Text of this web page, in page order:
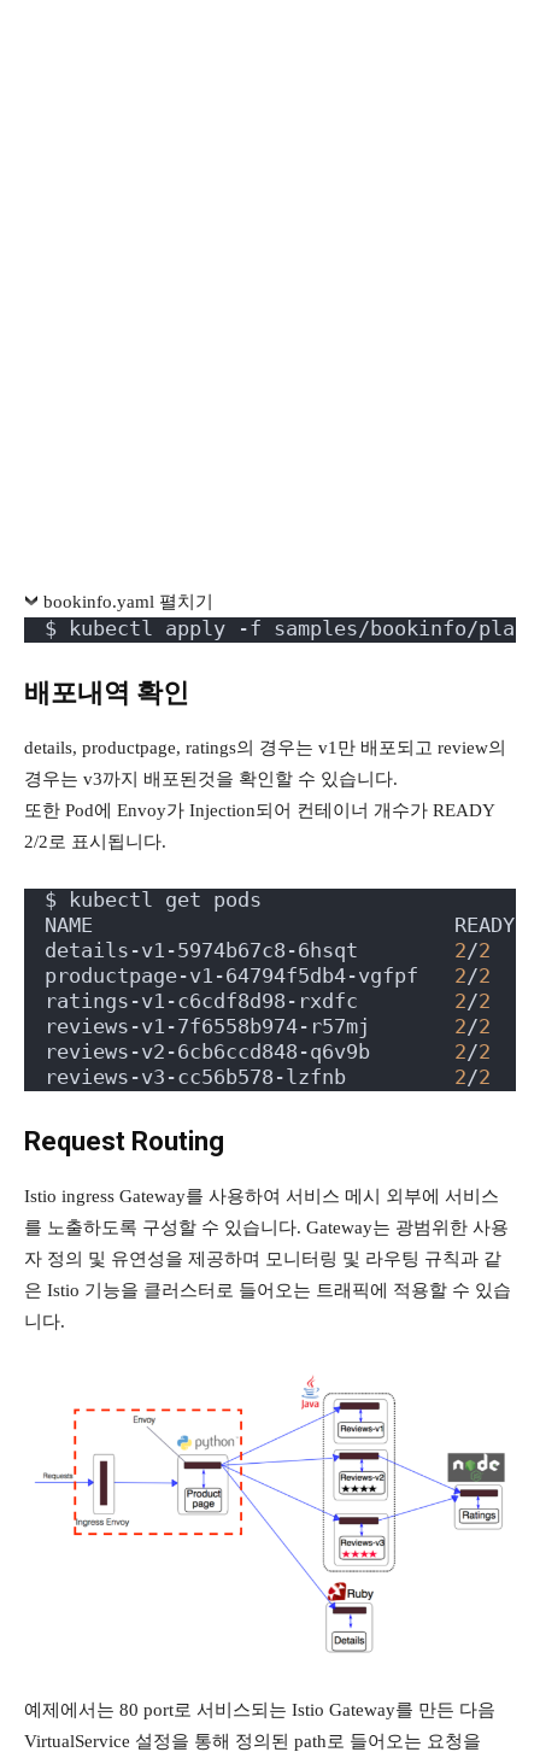
bookinfo.yaml 펼치기
$ kubectl apply -f samples/bookinfo/
배포내역 확인
details, productpage, ratings의 경우는 v1만 배포되고 review의
경우는 v3까지 배포된것을 확인할 수 있습니다.
또한 Pod에 Envoy가 Injection되어 컨테이너 개수가 READY
2/2로 표시됩니다.
$ kubectl get pods
NAME                              READY
details-v1-5974b67c8-6hsqt 2/2
productpage-v1-64794f5db4-vgfpf 2/2
ratings-v1-c6cdf8d98-rxdfc 2/2
reviews-v1-7f6558b974-r57mj 2/2
reviews-v2-6cb6ccd848-q6v9b 2/2
reviews-v3-cc56b578-lzfnb 2/2
Request Routing
Istio ingress Gateway를 사용하여 서비스 메시 외부에 서비스
를 노출하도록 구성할 수 있습니다. Gateway는 광범위한 사용
자 정의 및 유연성을 제공하며 모니터링 및 라우팅 규칙과 같
은 Istio 기능을 클러스터로 들어오는 트래픽에 적용할 수 있습
니다.
예제에서는 80 port로 서비스되는 Istio Gateway를 만든 다음
VirtualService 설정을 통해 정의된 path로 들어오는 요청을